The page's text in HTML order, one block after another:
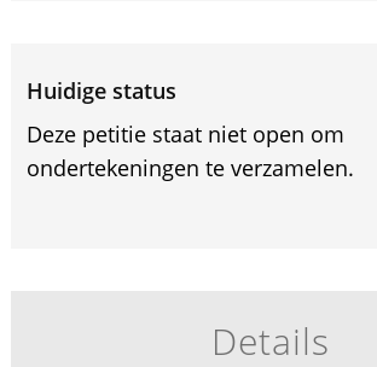
Huidige status
Deze petitie staat niet open om
ondertekeningen te verzamelen.
Details